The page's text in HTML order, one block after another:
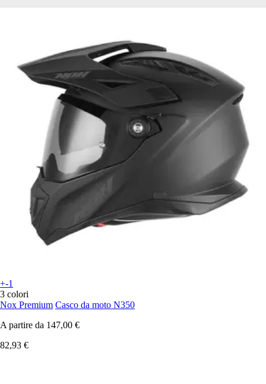
+-1
3 colori
Nox Premium Casco da moto N350
A partire da 147,00 €
82,93 €